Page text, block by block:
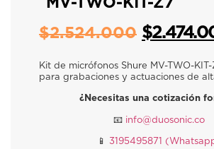
$2.524.000 $
Kit de micrófonos Shure MV-TWO-
para grabaciones y actuaciones de
¿Necesitas una cotización
📧​ info@duosonic.co
📱​ 3195495871